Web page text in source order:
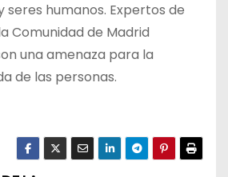
seres humanos. Expertos de
Comunidad de Madrid
una amenaza para la
de las personas.